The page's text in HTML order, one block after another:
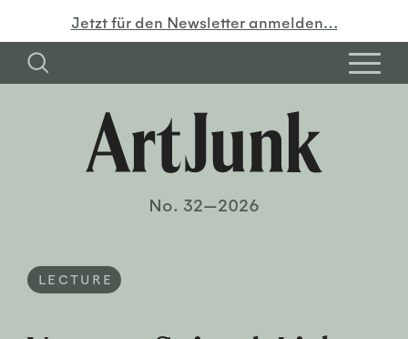
Jetzt für den Newsletter anmelden…
No. 32—2026
LECTURE